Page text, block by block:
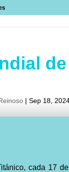
|Sep 18,
cada 17